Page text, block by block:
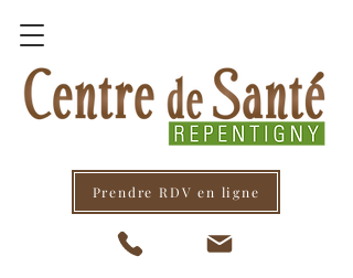
Prendre RDV en ligne